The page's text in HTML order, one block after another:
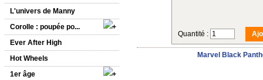
L'univers de Manny
Corolle : poupée po...
Ever After High
Hot Wheels
1er âge
Quantité :
Marvel Black